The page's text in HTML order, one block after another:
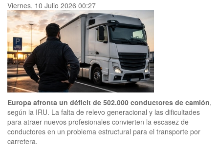
Viernes, 10 Julio 2026 00:27
Europa afronta un déficit de 502.000 conductores de camión,
según la IRU. La falta de relevo generacional y las dificultades
para atraer nuevos profesionales convierten la escasez de
conductores en un problema estructural para el transporte por
carretera.